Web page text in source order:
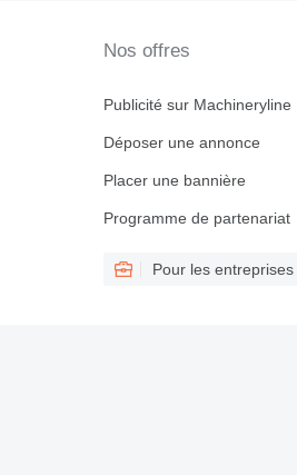
Nos offres
Publicité sur Machineryline
Déposer une annonce
Placer une bannière
Programme de partenariat
Pour les entreprises